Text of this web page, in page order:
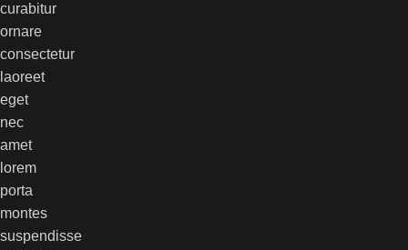
curabitur
ornare
consectetur
laoreet
eget
nec
amet
lorem
porta
montes
suspendisse